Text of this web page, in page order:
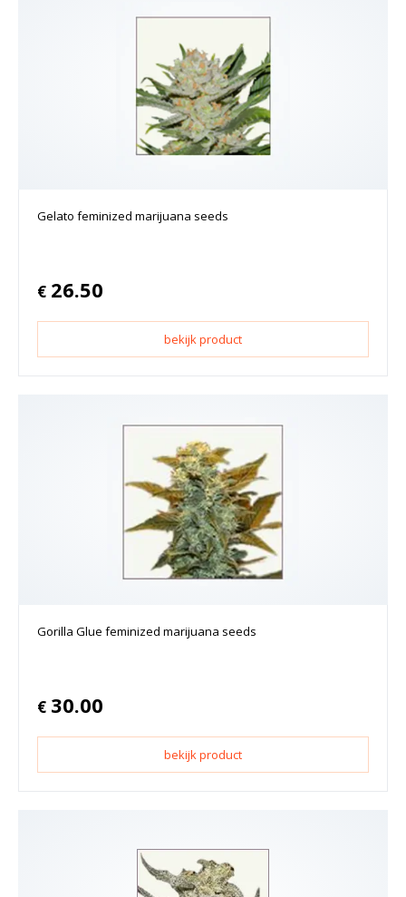
Gelato feminized marijuana seeds
€ 26.50
bekijk product
Gorilla Glue feminized marijuana seeds
€ 30.00
bekijk product